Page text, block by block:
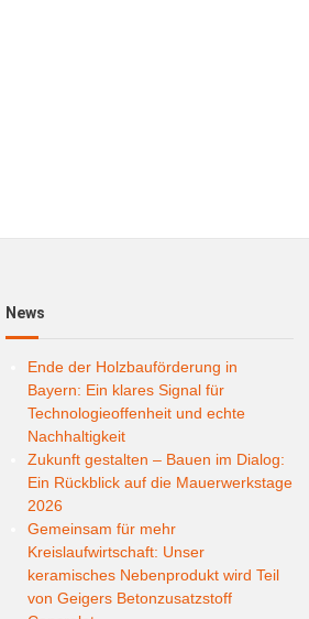
News
Ende der Holzbauförderung in
Bayern: Ein klares Signal für
Technologieoffenheit und echte
Nachhaltigkeit
Zukunft gestalten – Bauen im Dialog:
Ein Rückblick auf die Mauerwerkstage
2026
Gemeinsam für mehr
Kreislaufwirtschaft: Unser
keramisches Nebenprodukt wird Teil
von Geigers Betonzusatzstoff